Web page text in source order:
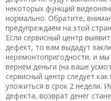
некоторых функций
нормально. Обратите,
предупреждаем на этой
Если сервисный центр
дефект, то вам выдадут
неремонтопригодности, и
вернем деньги (на ваше
сервисный центр следует
уложиться в срок 2 недели.
дефекта, возврат денег